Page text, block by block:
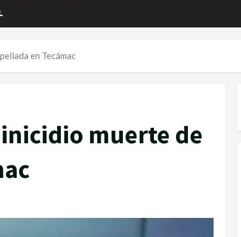
en Tecámac
muerte de